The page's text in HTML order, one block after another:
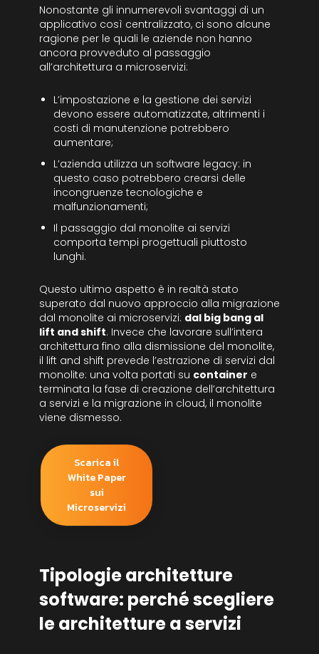
Nonostante gli innumerevoli svantaggi di un
applicativo così centralizzato, ci sono alcune
ragione per le quali le aziende non hanno
ancora provveduto al passaggio
all’architettura a microservizi:
L’impostazione e la gestione dei servizi
devono essere automatizzate, altrimenti i
costi di manutenzione potrebbero
aumentare;
L’azienda utilizza un software legacy: in
questo caso potrebbero crearsi delle
incongruenze tecnologiche e
malfunzionamenti;
Il passaggio dal monolite ai servizi
comporta tempi progettuali piuttosto
lunghi.
Questo ultimo aspetto è in realtà stato
superato dal nuovo approccio alla migrazione
dal monolite ai microservizi: dal big bang al
lift and shift. Invece che lavorare sull’intera
architettura fino alla dismissione del monolite,
il lift and shift prevede l’estrazione di servizi dal
monolite: una volta portati su container e
terminata la fase di creazione dell’architettura
a servizi e la migrazione in cloud, il monolite
viene dismesso.
Scarica il
White Paper
sui
Microservizi
Tipologie architetture
software: perché scegliere
le architetture a servizi